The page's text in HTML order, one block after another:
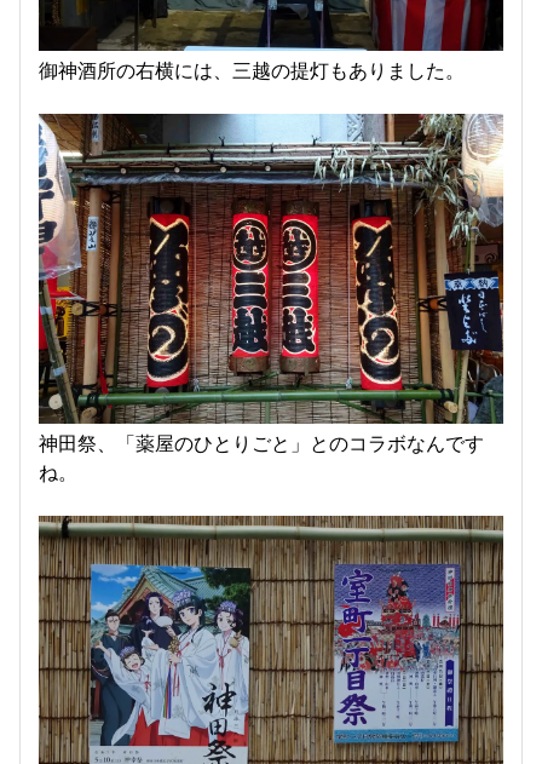
御神酒所の右横には、三越の提灯もありました。
神田祭、「薬屋のひとりごと」とのコラボなんです
ね。